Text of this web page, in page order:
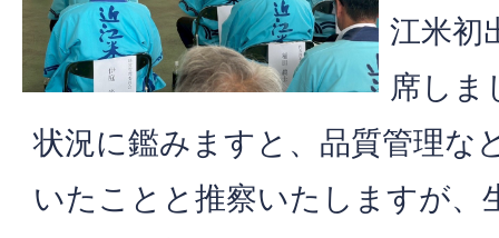
江米初
席しま
状況に鑑みますと、品質管理な
いたことと推察いたしますが、